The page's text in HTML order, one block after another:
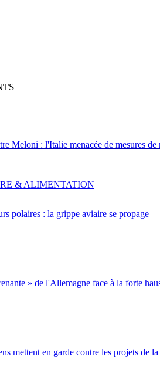
Meloni : l'Italie menacée de mesures de
polaires : la grippe aviaire se propage
& ALIMENTATION
» de l'Allemagne face à la forte
mettent en garde contre les projets de